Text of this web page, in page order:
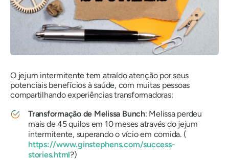
O jejum intermitente tem atraído atenção por seus
potenciais benefícios à saúde, com muitas pessoas
compartilhando experiências transformadoras:
Transformação de Melissa Bunch: Melissa perdeu
mais de 45 quilos em 10 meses através do jejum
intermitente, superando o vício em comida. (
https://www.ginstephens.com/success-
stories.html?)